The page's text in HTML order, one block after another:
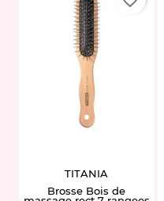
TITANIA
Brosse Bois de